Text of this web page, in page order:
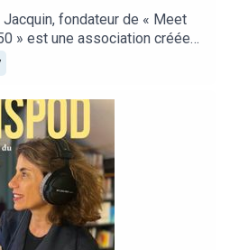
Jacquin, fondateur de « Meet
» est une association créée
de synchroniser de la chaîne
du transport
rassemble 70 membres pour
de la transition
? Être neutre en carbone
#expert